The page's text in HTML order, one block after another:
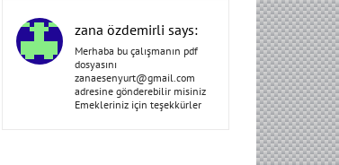
zana özdemirli says:
Merhaba bu çalışmanın pdf
dosyasını
zanaesenyurt@gmail.com
adresine gönderebilir misiniz
Emekleriniz için teşekkürler